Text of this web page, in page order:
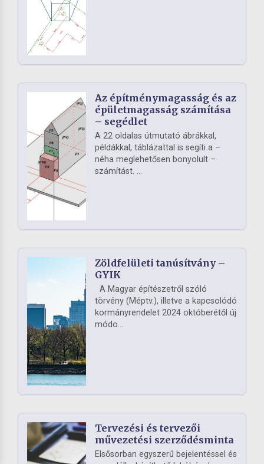
Az építménymagasság és az
épületmagasság számítása
– segédlet
A 22 oldalas útmutató ábrákkal,
példákkal, táblázattal is segíti a –
néha meglehetősen bonyolult –
számítást. ...
Zöldfelületi tanúsítvány –
GYIK
A Magyar építészetről szóló
törvény (Méptv.), illetve a kapcsolódó
kormányrendelet 2024 októberétől új
módo...
Tervezési és tervezői
művezetési szerződésminta
Elsősorban egyszerű bejelentéssel és